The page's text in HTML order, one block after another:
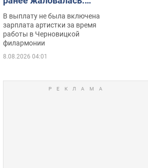
сколько получала
певица
В выплату не была включена
зарплата артистки за время
работы в Черновицкой
филармонии
8.08.2026 04:01